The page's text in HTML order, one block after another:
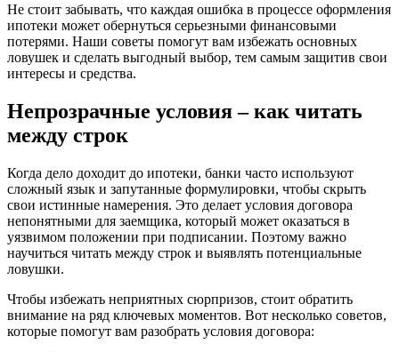
Не стоит забывать, что каждая ошибка в процессе оформления
ипотеки может обернуться серьезными финансовыми
потерями. Наши советы помогут вам избежать основных
ловушек и сделать выгодный выбор, тем самым защитив свои
интересы и средства.
Непрозрачные условия – как читать
между строк
Когда дело доходит до ипотеки, банки часто используют
сложный язык и запутанные формулировки, чтобы скрыть
свои истинные намерения. Это делает условия договора
непонятными для заемщика, который может оказаться в
уязвимом положении при подписании. Поэтому важно
научиться читать между строк и выявлять потенциальные
ловушки.
Чтобы избежать неприятных сюрпризов, стоит обратить
внимание на ряд ключевых моментов. Вот несколько советов,
которые помогут вам разобрать условия договора: